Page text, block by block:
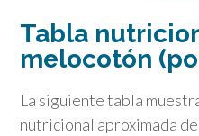
Tabla
melocotón
La siguiente tabla
nutricional aproximada